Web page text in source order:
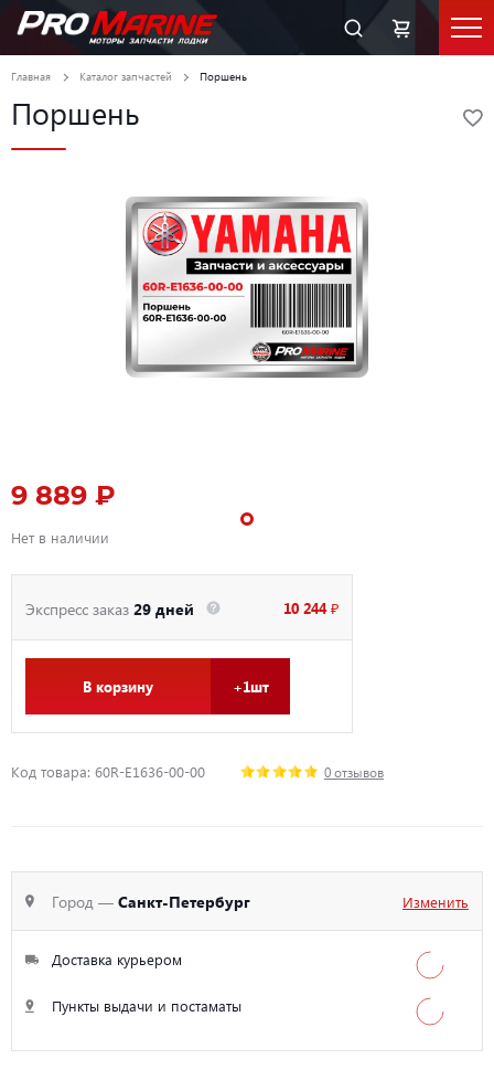
Главная Каталог запчастей Поршень
Поршень
9 889 ₽
Нет в наличии
Экспресс заказ 29 дней 10 244 ₽
В корзину +1шт
Код товара: 60R-E1636-00-00 0 отзывов
Город — Санкт-Петербург Изменить
Доставка курьером
Пункты выдачи и постаматы